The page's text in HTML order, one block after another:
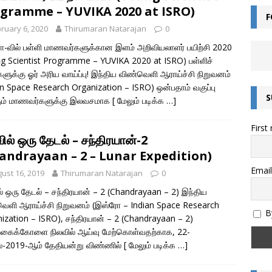
என்ன? – சொல்லின் வகைகள் யாவை? – இலக்கணம் அறிவோம்!
வகைகள் – இலக்கணம் அறிவோம்
இயல் தமிழ்
இலக்கண வகைகள் – இலக்கணம் அறிவோம்
இலக்கணம்
– இந்திய எண் முறை மற்றும் பன்னாட்டு எண் முறை (Indian and
கணிதம்
அறிவியல் காரணம் என்ன? | குருவிரொட்டி
போன்ற உணவுகளை சாப்பிட்ட பிறகு தூக்கம் வருவது ஏன்? ஏன், எப்படி?
– YUVIKA 2020 at ISRO)
6, 2020 Thirumaran Natarajan 0
பள்ளி மாணவர்களுக்கான இளம் அறிவியலாளர் பயிற்சி 2020
Scientist Programme – YUVIKA 2020 at ISRO) பள்ளிச்
ஓர் அரிய வாய்ப்பு! இந்திய விண்வெளி ஆராய்ச்சி நிறுவனம்
Space Research Organization – ISRO) ஒன்பதாம் வகுப்பு
மாணவர்களுக்கு இலவசமாக [ மேலும் படிக்க …]
ஒரு தேடல் – சந்திரயான்-2
– 2 – Lunar Expedition)
16, 2019 Thirumaran Natarajan 0
ஒரு தேடல் – சந்திரயான் – 2 (Chandrayaan – 2) இந்திய
ஆராய்ச்சி நிறுவனம் (இஸ்ரோ – Indian Space Research
– ISRO), சந்திரயான் – 2 (Chandrayaan – 2)
நிலவில் ஆய்வு மேற்கொள்வதற்காக, 22-
2019-ஆம் தேதியன்று விண்ணில் [ மேலும் படிக்க …]
First
Email